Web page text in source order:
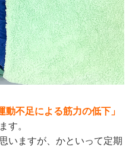
不足による筋力の低下」
す。
いますが、かといって定期